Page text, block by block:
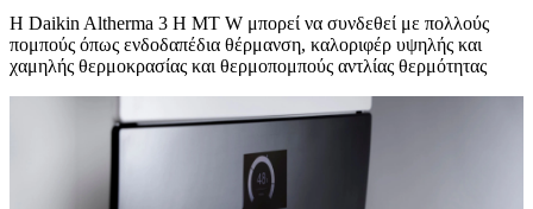
Η Daikin Altherma 3 H MT W μπορεί να συνδεθεί με πολλούς
πομπούς όπως ενδοδαπέδια θέρμανση, καλοριφέρ υψηλής και
χαμηλής θερμοκρασίας και θερμοπομπούς αντλίας θερμότητας